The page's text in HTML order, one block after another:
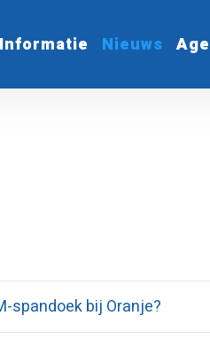
Informatie Nieuws
spandoek bij Oranje?